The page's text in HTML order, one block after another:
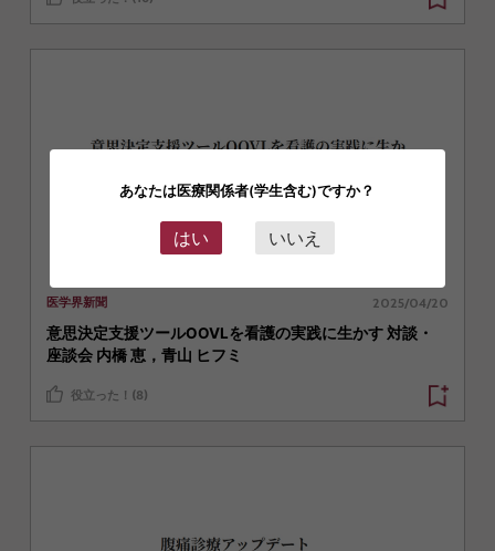
医学界新聞 2025/04/20
意思決定支援ツールOOVLを看護の実践に生かす 対談・
座談会 内橋 恵，青山 ヒフミ
役立った！(8)
あなたは医療関係者(学生含む)ですか？
はい いいえ